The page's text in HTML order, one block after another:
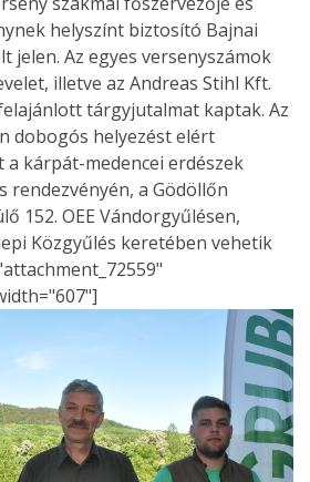
helyszínt biztosító Bajnai
jelen. Az egyes versenyszámok
illetve az Andreas Stihl Kft.
tárgyjutalmat kaptak. Az
dobogós helyezést elért
a kárpát-medencei erdészek
rendezvényén, a Gödöllőn
152. OEE Vándorgyűlésen,
Közgyűlés keretében vehetik